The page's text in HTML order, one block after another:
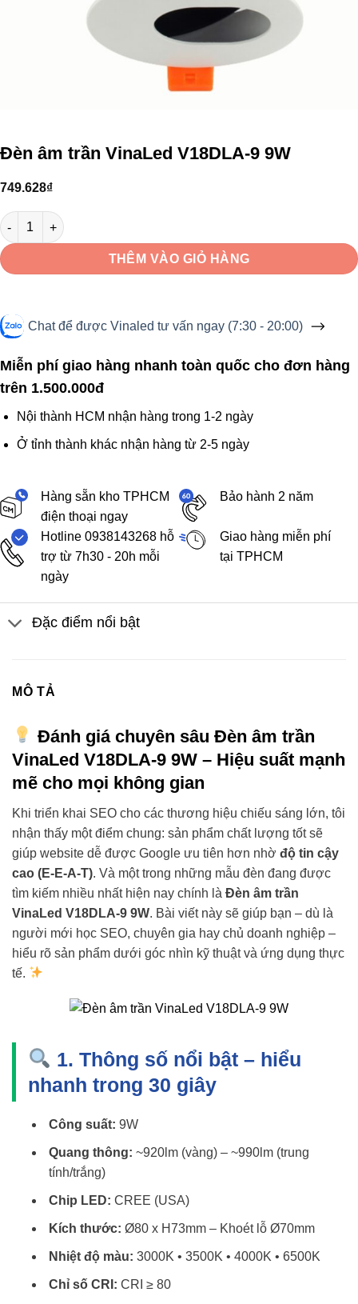
Đèn âm trần VinaLed V18DLA-9 9W
749.628₫
Đèn âm trần VinaLed V18DLA-9 9W số lượng
THÊM VÀO GIỎ HÀNG
Chat để được Vinaled tư vấn ngay (7:30 - 20:00)
Miễn phí giao hàng nhanh toàn quốc cho đơn hàng
trên 1.500.000đ
Nội thành HCM nhận hàng trong 1-2 ngày
Ở tỉnh thành khác nhận hàng từ 2-5 ngày
Hàng sẵn kho TPHCM
điện thoại ngay
Bảo hành 2 năm
Hotline 0938143268 hỗ
trợ từ 7h30 - 20h mỗi
ngày
Giao hàng miễn phí
tại TPHCM
Đặc điểm nổi bật
MÔ TẢ
Đánh giá chuyên sâu Đèn âm trần
VinaLed V18DLA-9 9W – Hiệu suất mạnh
mẽ cho mọi không gian
Khi triển khai SEO cho các thương hiệu chiếu sáng lớn, tôi
nhận thấy một điểm chung: sản phẩm chất lượng tốt sẽ
giúp website dễ được Google ưu tiên hơn nhờ độ tin cậy
cao (E-E-A-T). Và một trong những mẫu đèn đang được
tìm kiếm nhiều nhất hiện nay chính là Đèn âm trần
VinaLed V18DLA-9 9W. Bài viết này sẽ giúp bạn – dù là
người mới học SEO, chuyên gia hay chủ doanh nghiệp –
hiểu rõ sản phẩm dưới góc nhìn kỹ thuật và ứng dụng thực
tế.
1. Thông số nổi bật – hiểu
nhanh trong 30 giây
Công suất: 9W
Quang thông: ~920lm (vàng) – ~990lm (trung
tính/trắng)
Chip LED: CREE (USA)
Kích thước: Ø80 x H73mm – Khoét lỗ Ø70mm
Nhiệt độ màu: 3000K • 3500K • 4000K • 6500K
Chỉ số CRI: CRI ≥ 80